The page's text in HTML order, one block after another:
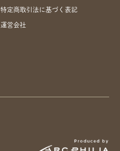
特定商取引法に基づく表記
運営会社